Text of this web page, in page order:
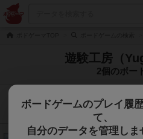
遊験工房（
2個のボー
検索
ボードゲームのプレイ履
て、
自分のデータを管理しま